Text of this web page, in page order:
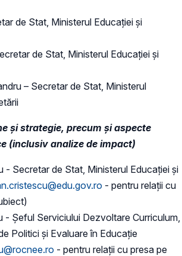
de Stat, Ministerul Educației și
de Stat, Ministerul Educației și
– Secretar de Stat, Ministerul
și strategie, precum și aspecte
(inclusiv analize de impact)
- Secretar de Stat, Ministerul Educației și
- pentru relații cu
- Șeful Serviciului Dezvoltare Curriculum,
Politici și Evaluare în Educație
- pentru relații cu presa pe